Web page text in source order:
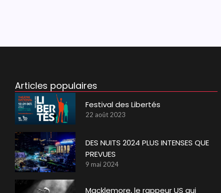
Articles populaires
Festival des Libertés
22 août 2023
DES NUITS 2024 PLUS INTENSES QUE
PREVUES
9 mai 2024
Macklemore, le rappeur US qui